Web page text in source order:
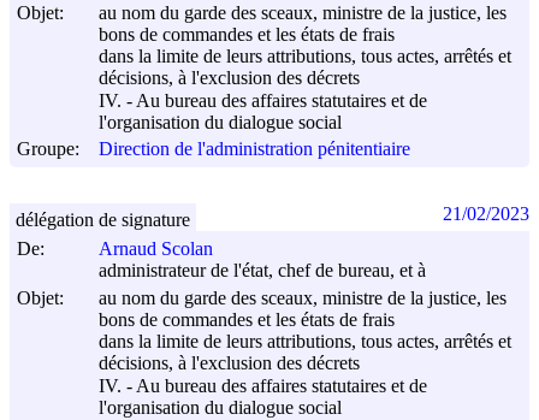
Objet:
au nom du garde des sceaux, ministre de la justice, les
bons de commandes et les états de frais
dans la limite de leurs attributions, tous actes, arrêtés et
décisions, à l'exclusion des décrets
IV. - Au bureau des affaires statutaires et de
l'organisation du dialogue social
Groupe:
Direction de l'administration pénitentiaire
De:
Arnaud Scolan
administrateur de l'état, chef de bureau, et à
Objet:
au nom du garde des sceaux, ministre de la justice, les
bons de commandes et les états de frais
dans la limite de leurs attributions, tous actes, arrêtés et
décisions, à l'exclusion des décrets
IV. - Au bureau des affaires statutaires et de
l'organisation du dialogue social
délégation de signature 21/02/2023